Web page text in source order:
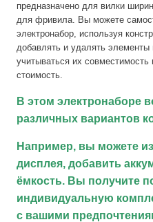
предназначено для вилки
для фривила. Вы можете
электронабор, используя
добавлять и удалять элементы
учитываться их
стоимость.
В этом электронаборе
различных вариантов
Например, вы можете
дисплея, добавить
ёмкость. Вы получите
индивидуальную
с вашими